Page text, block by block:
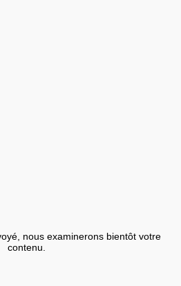
nous examinerons bientôt votre
contenu.